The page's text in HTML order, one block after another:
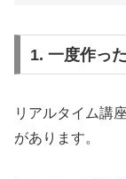
1. 一度作っ
リアルタイム講
があります。